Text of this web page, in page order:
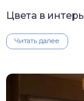
Цвета в
Читать далее